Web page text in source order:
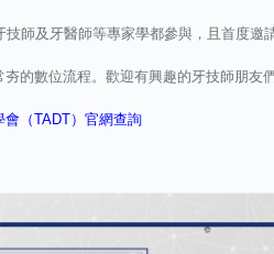
技師及牙醫師等專家學都參與，且首度邀
的數位流程。歡迎有興趣的牙技師朋友
（TADT）官網查詢